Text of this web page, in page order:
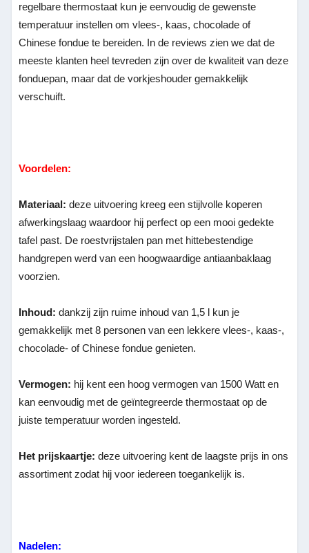
regelbare thermostaat kun je eenvoudig de gewenste
temperatuur instellen om vlees-, kaas, chocolade of
Chinese fondue te bereiden. In de reviews zien we dat de
meeste klanten heel tevreden zijn over de kwaliteit van deze
fonduepan, maar dat de vorkjeshouder gemakkelijk
verschuift.
Voordelen:
Materiaal: deze uitvoering kreeg een stijlvolle koperen
afwerkingslaag waardoor hij perfect op een mooi gedekte
tafel past. De roestvrijstalen pan met hittebestendige
handgrepen werd van een hoogwaardige antiaanbaklaag
voorzien.
Inhoud: dankzij zijn ruime inhoud van 1,5 l kun je
gemakkelijk met 8 personen van een lekkere vlees-, kaas-,
chocolade- of Chinese fondue genieten.
Vermogen: hij kent een hoog vermogen van 1500 Watt en
kan eenvoudig met de geïntegreerde thermostaat op de
juiste temperatuur worden ingesteld.
Het prijskaartje: deze uitvoering kent de laagste prijs in ons
assortiment zodat hij voor iedereen toegankelijk is.
Nadelen: